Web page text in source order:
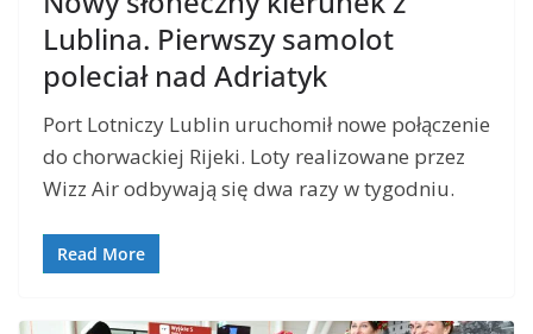
Lublina. Pierwszy samolot
poleciał nad Adriatyk
Port Lotniczy Lublin uruchomił nowe połączenie
do chorwackiej Rijeki. Loty realizowane przez
Wizz Air odbywają się dwa razy w tygodniu.
Read More